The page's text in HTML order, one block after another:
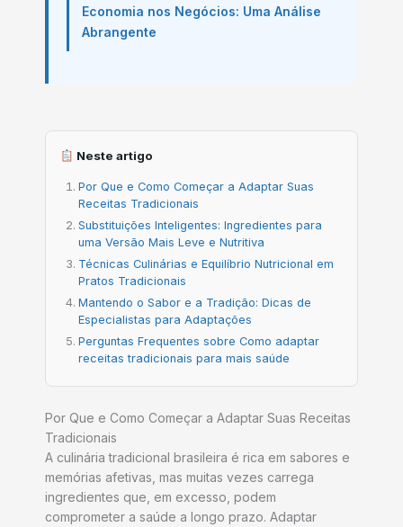
Economia nos Negócios: Uma Análise
Abrangente
Neste artigo
Por Que e Como Começar a Adaptar Suas
Receitas Tradicionais
Substituições Inteligentes: Ingredientes para
uma Versão Mais Leve e Nutritiva
Técnicas Culinárias e Equilíbrio Nutricional em
Pratos Tradicionais
Mantendo o Sabor e a Tradição: Dicas de
Especialistas para Adaptações
Perguntas Frequentes sobre Como adaptar
receitas tradicionais para mais saúde
Por Que e Como Começar a Adaptar Suas Receitas
Tradicionais
A culinária tradicional brasileira é rica em sabores e
memórias afetivas, mas muitas vezes carrega
ingredientes que, em excesso, podem
comprometer a saúde a longo prazo. Adaptar